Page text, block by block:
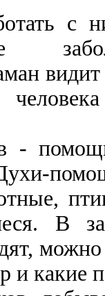
с
видит
-
В
и какие